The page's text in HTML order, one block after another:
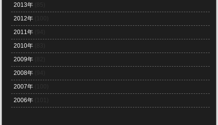
2013年
2012年
2011年
2010年
2009年
2008年
2007年
2006年